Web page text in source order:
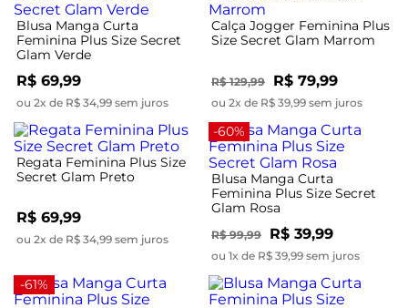
Blusa Manga Curta
Feminina Plus Size Secret
Glam Verde
R$ 69,99
ou 2x de R$ 34,99 sem juros
Calça Jogger Feminina Plus
Size Secret Glam Marrom
R$ 129,99 R$ 79,99
ou 2x de R$ 39,99 sem juros
Regata Feminina Plus Size
Secret Glam Preto
R$ 69,99
ou 2x de R$ 34,99 sem juros
-60%
Blusa Manga Curta
Feminina Plus Size Secret
Glam Rosa
R$ 99,99 R$ 39,99
ou 1x de R$ 39,99 sem juros
-61%